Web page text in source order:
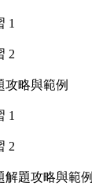
1
2
攻略與範例
1
2
解題攻略與範例